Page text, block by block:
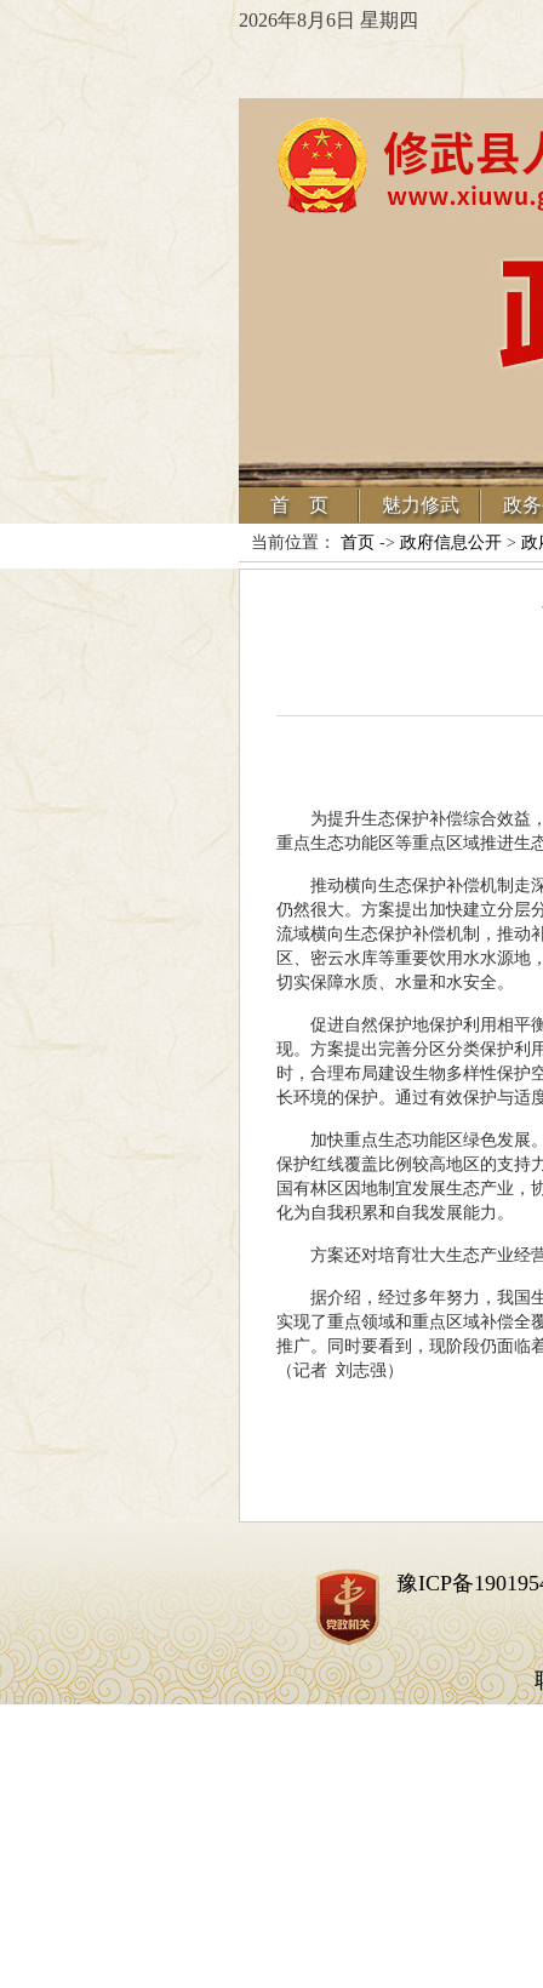
2026年8月6日 星期四
首 页 魅力修武 政
当前位置： 首页 -> 政府信息公开> 政
为提升生态保护补偿综合效益
重点生态功能区等重点区域推进生
推动横向生态保护补偿机制走
仍然很大。方案提出加快建立分层
流域横向生态保护补偿机制，推动
区、密云水库等重要饮用水水源地
切实保障水质、水量和水安全。
促进自然保护地保护利用相平
现。方案提出完善分区分类保护利
时，合理布局建设生物多样性保护
长环境的保护。通过有效保护与适
加快重点生态功能区绿色发展
保护红线覆盖比例较高地区的支持
国有林区因地制宜发展生态产业，
化为自我积累和自我发展能力。
方案还对培育壮大生态产业经
据介绍，经过多年努力，我国
实现了重点领域和重点区域补偿全
推广。同时要看到，现阶段仍面临
（记者 刘志强）
豫ICP备